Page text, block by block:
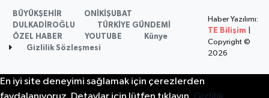
BÜYÜKŞEHİR
ONİKİŞUBAT
DULKADİROĞLU
TÜRKİYE GÜNDEMİ
ÖZEL HABER
YOUTUBE
Künye
Gizlilik Sözleşmesi
Haber Yazılımı:
TE Bilişim
Copyright ©
2026
En iyi site deneyimi sağlamak için çerezlerden